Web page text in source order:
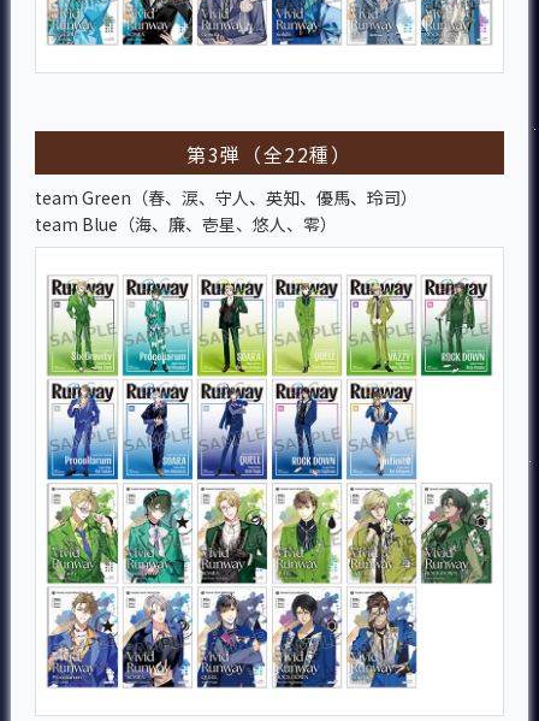
第3弾（全22種）
team Green（春、涙、守人、英知、優馬、玲司）
team Blue（海、廉、壱星、悠人、零）